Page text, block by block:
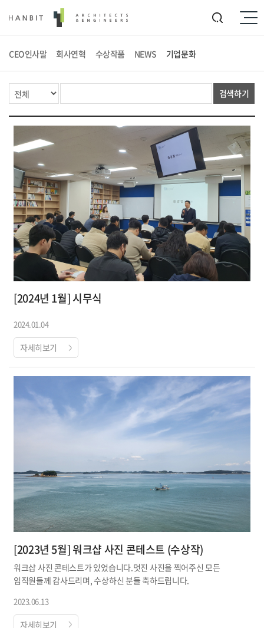
CEO인사말 회사연혁 수상작품 NEWS 기업문화
검색하기
[2024년 1월] 시무식
2024.01.04
자세히보기
[2023년 5월] 워크샵 사진 콘테스트 (수상작)
워크샵 사진 콘테스트가 있었습니다.멋진 사진을 찍어주신 모든
임직원들께 감사드리며, 수상하신 분들 축하드립니다.
2023.06.13
자세히보기